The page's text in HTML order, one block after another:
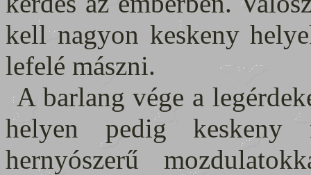
kell nagyon keskeny
lefelé mászni.
A barlang vége a
helyen pedig keskeny
hernyószerű